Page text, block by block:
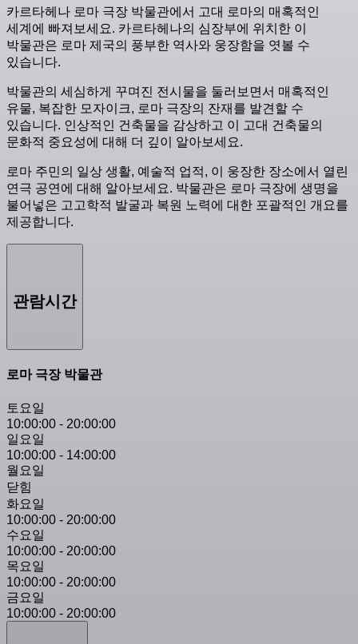
카르타헤나 로마 극장 박물관에서 고대 로마의 매혹적인
세계에 빠져보세요. 카르타헤나의 심장부에 위치한 이
박물관은 로마 제국의 풍부한 역사와 웅장함을 엿볼 수
있습니다.
박물관의 세심하게 꾸며진 전시물을 둘러보면서 매혹적인
유물, 복잡한 모자이크, 로마 극장의 잔재를 발견할 수
있습니다. 인상적인 건축물을 감상하고 이 고대 건축물의
문화적 중요성에 대해 더 깊이 알아보세요.
로마 주민의 일상 생활, 예술적 업적, 이 웅장한 장소에서 열린
연극 공연에 대해 알아보세요. 박물관은 로마 극장에 생명을
불어넣은 고고학적 발굴과 복원 노력에 대한 포괄적인 개요를
제공합니다.
관람시간
로마 극장 박물관
토요일
10:00:00 - 20:00:00
일요일
10:00:00 - 14:00:00
월요일
닫힘
화요일
10:00:00 - 20:00:00
수요일
10:00:00 - 20:00:00
목요일
10:00:00 - 20:00:00
금요일
10:00:00 - 20:00:00